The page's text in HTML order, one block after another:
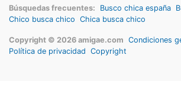
Búsquedas frecuentes: Busco chica españa
Chico busca chico Chica busca chico
Copyright © 2026 amigae.com Condiciones
Política de privacidad Copyright